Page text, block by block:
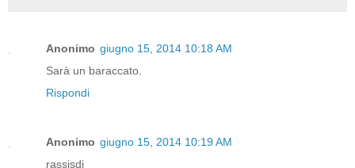
Anonimo giugno 15, 2014 10:18 AM
Sarà un baraccato.
Rispondi
Anonimo giugno 15, 2014 10:19 AM
rassisdi